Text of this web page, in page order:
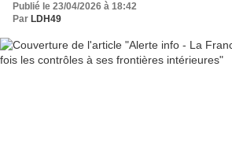
Publié le 23/04/2026 à 18:42
Par LDH49